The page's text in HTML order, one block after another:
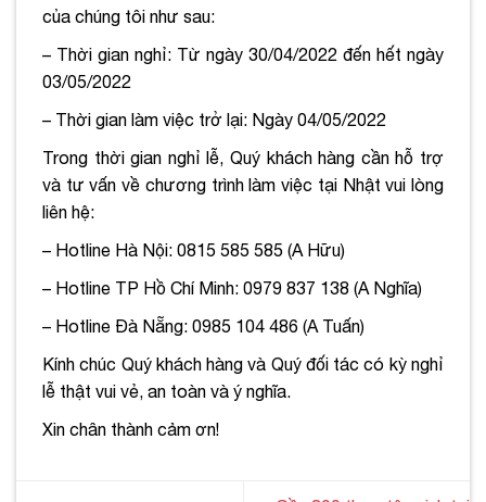
của chúng tôi như sau:
– Thời gian nghỉ: Từ ngày 30/04/2022 đến hết ngày
03/05/2022
– Thời gian làm việc trở lại: Ngày 04/05/2022
Trong thời gian nghỉ lễ, Quý khách hàng cần hỗ trợ
và tư vấn về chương trình làm việc tại Nhật vui lòng
liên hệ:
– Hotline Hà Nội: 0815 585 585 (A Hữu)
– Hotline TP Hồ Chí Minh: 0979 837 138 (A Nghĩa)
– Hotline Đà Nẵng: 0985 104 486 (A Tuấn)
Kính chúc Quý khách hàng và Quý đối tác có kỳ nghỉ
lễ thật vui vẻ, an toàn và ý nghĩa.
Xin chân thành cảm ơn!